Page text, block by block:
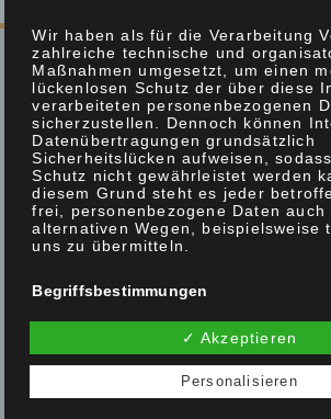
Öffnungszeiten
Mo 08.00 - 13.00 Uhr
Di
08.00 - 13.00 Uhr und 14.00 -
Mi
08.00 - 13.00 Uhr
Do
08.00 - 13.00 Uhr und 14.00 -
Wir haben als für die Verarbeitung
zahlreiche technische und
Maßnahmen umgesetzt, um einen
lückenlosen Schutz der über diese
verarbeiteten personenbezogenen
sicherzustellen. Dennoch können
Datenübertragungen grundsätzlich
Sicherheitslücken aufweisen,
Schutz nicht gewährleistet werden
diesem Grund steht es jeder
frei, personenbezogene Daten auch
alternativen Wegen, beispielsweise
uns zu übermitteln.
Begriffsbestimmungen
Die Datenschutzerklärung beruht
Begrifflichkeiten, die durch den
Richtlinien- und Verordnungsgeber
Datenschutz-Grundverordnung (DS-
verwendet wurden. Unsere
✓ Akzeptieren
Personalisieren